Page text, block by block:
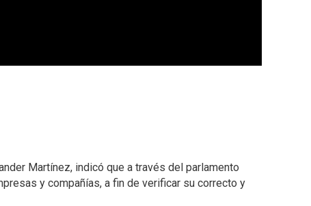
Martínez, indicó que a través del parlamento
y compañías, a fin de verificar su correcto y